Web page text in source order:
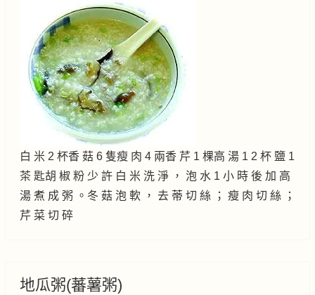
白 米 2 杯香 菇 6 隻瘦 肉 4 兩香 芹 1 棵高 湯 1 2 杯 鹽 1
茶 匙胡 椒 粉 少 許 白 米 洗 淨 ， 泡 水 1 小 時 後 加 高
湯 煮 成 粥 。冬 菇 泡 軟 ， 去 蒂 切 絲 ； 瘦 肉 切 絲 ；
芹 菜 切 碎
地瓜粥(蕃薯粥)